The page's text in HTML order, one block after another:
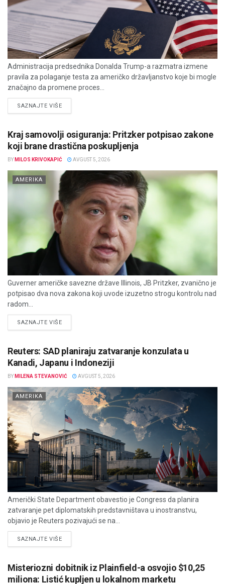
Administracija predsednika Donalda Trump-a razmatra izmene
pravila za polaganje testa za američko državljanstvo koje bi mogle
značajno da promene proces...
SAZNAJTE VIŠEDETAILS
Kraj samovolji osiguranja: Pritzker potpisao zakone
koji brane drastična poskupljenja
BY MILOS KRIVOKAPIĆ AVGUST 5, 2026
AMERIKA
Guverner američke savezne države Illinois, JB Pritzker, zvanično je
potpisao dva nova zakona koji uvode izuzetno strogu kontrolu nad
radom...
SAZNAJTE VIŠEDETAILS
Reuters: SAD planiraju zatvaranje konzulata u
Kanadi, Japanu i Indoneziji
BY MILENA STEVANOVIĆ AVGUST 5, 2026
AMERIKA
Američki State Department obavestio je Congress da planira
zatvaranje pet diplomatskih predstavništava u inostranstvu,
objavio je Reuters pozivajući se na...
SAZNAJTE VIŠEDETAILS
Misteriozni dobitnik iz Plainfield-a osvojio $10,25
miliona: Listić kupljen u lokalnom marketu